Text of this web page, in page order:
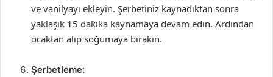
ve vanilyayı ekleyin. Şerbetiniz kaynadıktan sonra
yaklaşık 15 dakika kaynamaya devam edin. Ardından
ocaktan alıp soğumaya bırakın.
Şerbetleme: